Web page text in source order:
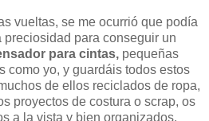
vueltas, se me ocurrió que podía
preciosidad para conseguir un
para cintas, pequeñas
como yo, y guardáis todos estos
de ellos reciclados de ropa,
proyectos de costura o scrap, os
a la vista y bien organizados.